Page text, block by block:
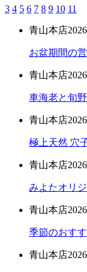
3 4 5 6 7 8 9 10 11
青山本店
お盆期間の
青山本店
車海老と旬
青山本店
極上天然 穴
青山本店
みよたオリ
青山本店
季節のおす
青山本店